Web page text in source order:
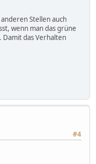
Stellen auch
wenn man das grüne
Damit das Verhalten
#4